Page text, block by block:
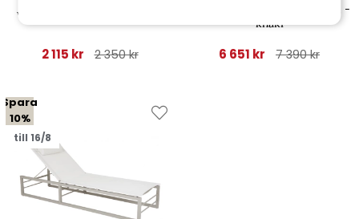
Vevi bänk 105x41 cm - khaki
2 115 kr 2 350 kr
Vevi matbord 230x95 H73 cm -
khaki
6 651 kr 7 390 kr
Spara
10%
till 16/8